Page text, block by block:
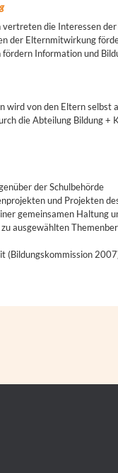
die Interessen
der Elternmitwirkung
Information und
wird von den Eltern
die Abteilung Bildung +
der Schulbehörde
und Projekten
gemeinsamen Haltung
ausgewählten
(Bildungskommission